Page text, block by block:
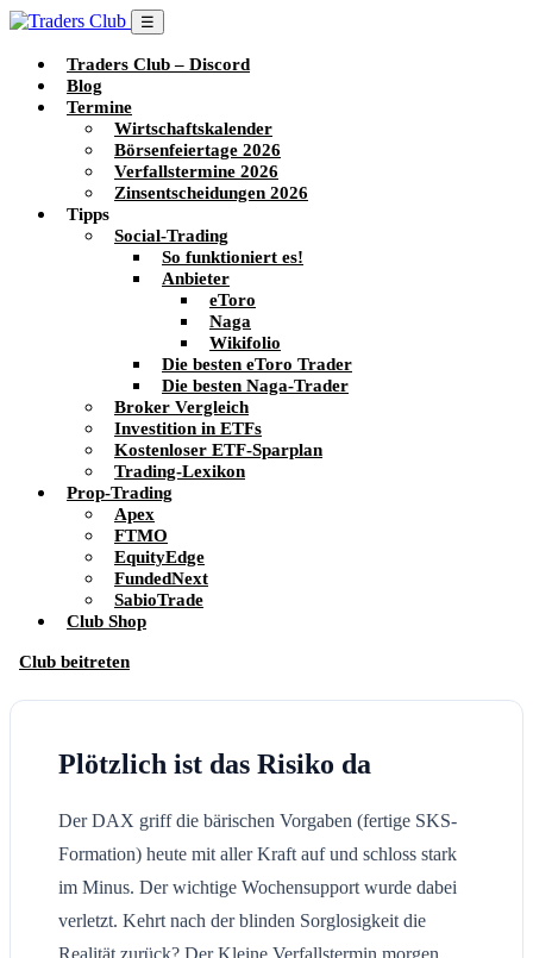
☰
Traders Club – Discord
Blog
Termine
Wirtschaftskalender
Börsenfeiertage 2026
Verfallstermine 2026
Zinsentscheidungen 2026
Tipps
Social-Trading
So funktioniert es!
Anbieter
eToro
Naga
Wikifolio
Die besten eToro Trader
Die besten Naga-Trader
Broker Vergleich
Investition in ETFs
Kostenloser ETF-Sparplan
Trading-Lexikon
Prop-Trading
Apex
FTMO
EquityEdge
FundedNext
SabioTrade
Club Shop
Club beitreten
Plötzlich ist das Risiko da
Der DAX griff die bärischen Vorgaben (fertige SKS-
Formation) heute mit aller Kraft auf und schloss stark
im Minus. Der wichtige Wochensupport wurde dabei
verletzt. Kehrt nach der blinden Sorglosigkeit die
Realität zurück? Der Kleine Verfallstermin morgen